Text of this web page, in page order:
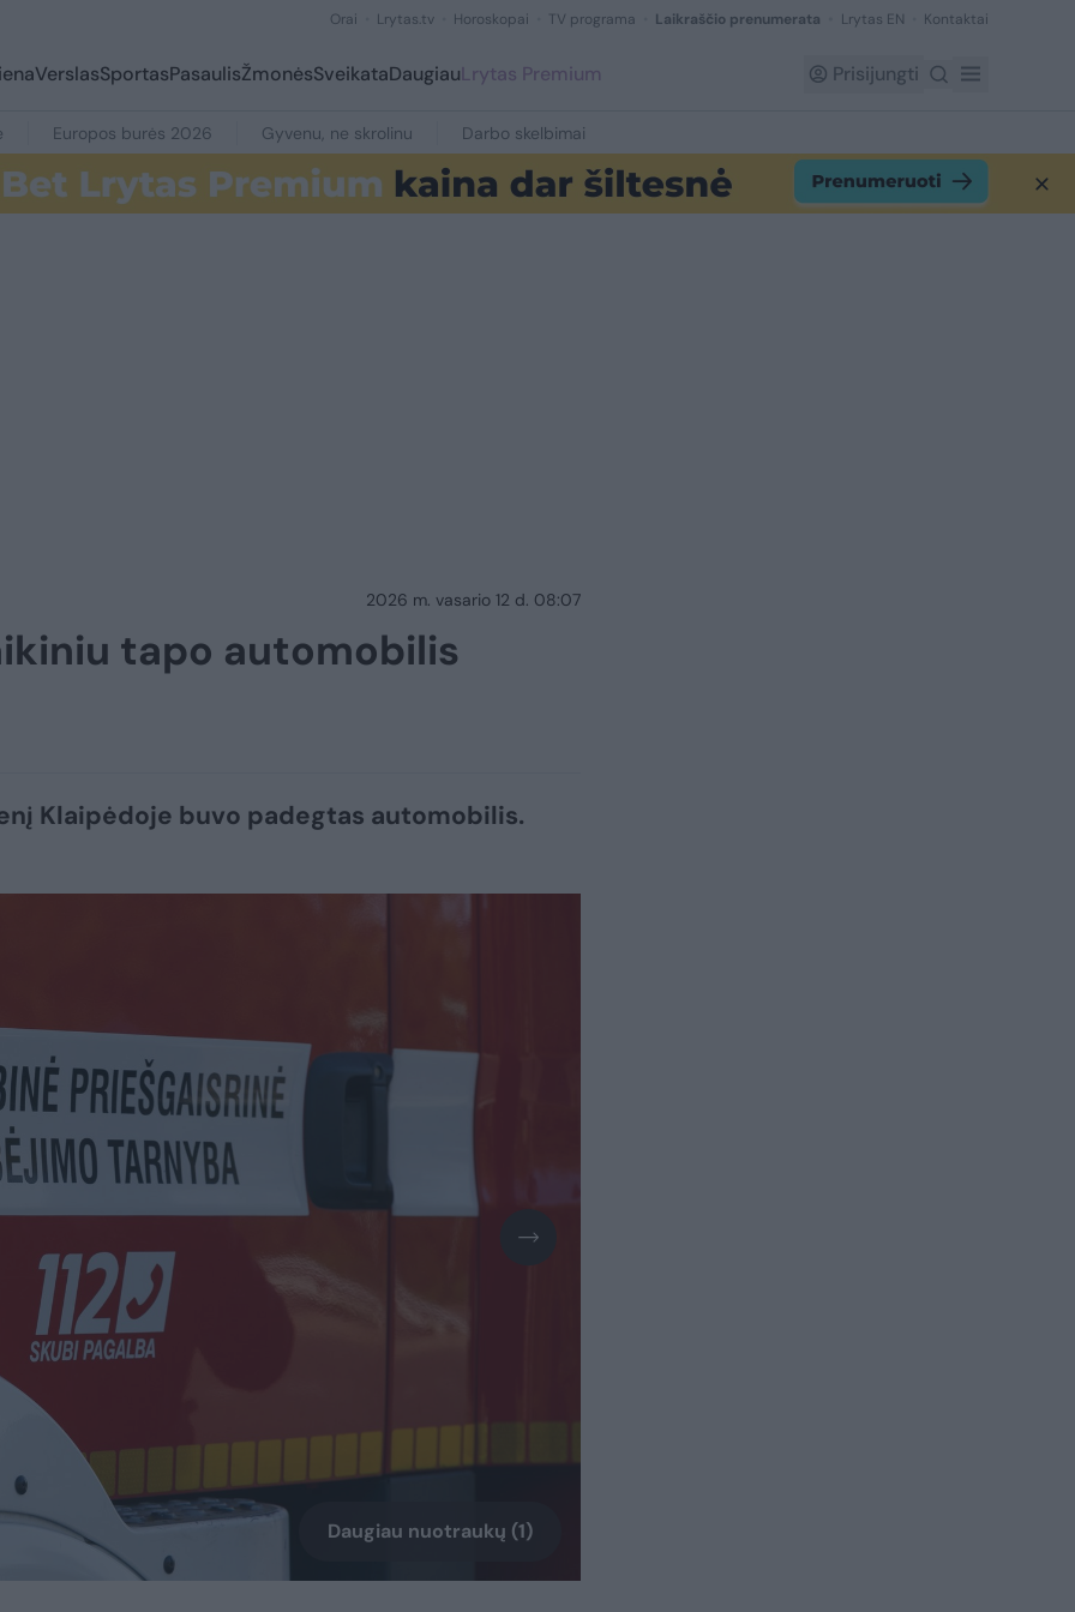
Orai Lrytas.tv Horoskopai TV programa Laikraščio prenumerata Lrytas EN Kontaktai
VerslasSportasPasaulisŽmonėsSveikataDaugiauLrytas Premium Prisijungti
Europos burės 2026 Gyvenu, ne skrolinu Darbo skelbimai
2026 m. vasario 12 d. 08:07
tapo automobilis
Klaipėdoje buvo padegtas automobilis.
Daugiau nuotraukų (1)